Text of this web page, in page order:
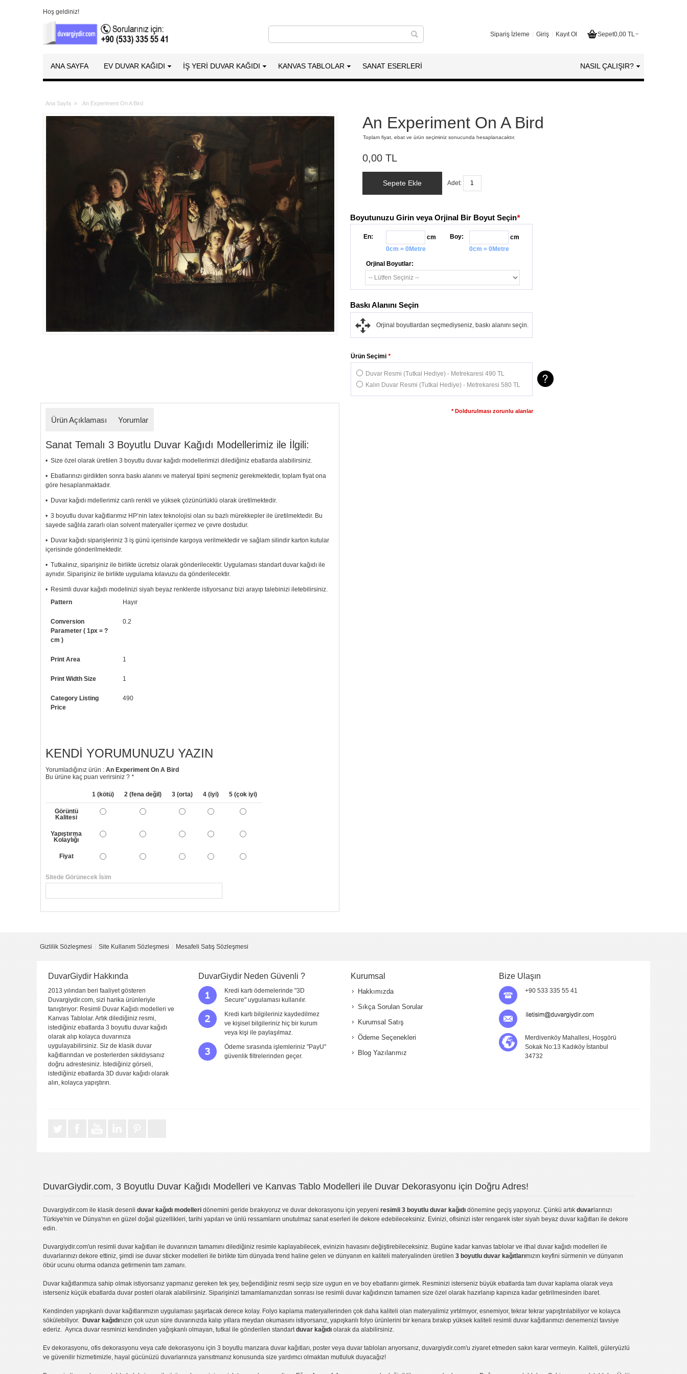
Hoş geldiniz!
Sepet0,00 TL
Sipariş İzleme Giriş Kayıt Ol
ANA SAYFA EV DUVAR KAĞIDI İŞ YERİ DUVAR KAĞIDI KANVAS TABLOLAR SANAT ESERLERI NASIL ÇALIŞIR?
Ana Sayfa » An Experiment On A Bird
An Experiment On A Bird
Toplam fiyat, ebat ve ürün seçiminiz sonucunda hesaplanacaktır.
0,00 TL
Sepete Ekle Adet:
Boyutunuzu Girin veya Orjinal Bir Boyut Seçin*
En:
cm
0cm = 0Metre
Boy:
cm
0cm = 0Metre
Orjinal Boyutlar:
*
Ürün Seçimi
Duvar Resmi (Tutkal Hediye) - Metrekaresi 490 TL
Kalın Duvar Resmi (Tutkal Hediye) - Metrekaresi 580 TL
* Doldurulması zorunlu alanlar
Baskı Alanını Seçin
Orjinal boyutlardan seçmediyseniz, baskı alanını seçin.
Ürün Açıklaması Yorumlar
Sanat Temalı 3 Boyutlu Duvar Kağıdı Modellerimiz ile İlgili:
• Size özel olarak üretilen 3 boyutlu duvar kağıdı modellerimizi dilediğiniz ebatlarda alabilirsiniz.
• Ebatlarınızı girdikten sonra baskı alanını ve materyal tipini seçmeniz gerekmektedir, toplam fiyat ona
göre hesaplanmaktadır.
• Duvar kağıdı mdellerimiz canlı renkli ve yüksek çözünürlüklü olarak üretilmektedir.
• 3 boyutlu duvar kağıtlarımız HP’nin latex teknolojisi olan su bazlı mürekkepler ile üretilmektedir. Bu
sayede sağlıla zararlı olan solvent materyaller içermez ve çevre dostudur.
• Duvar kağıdı siparişleriniz 3 iş günü içerisinde kargoya verilmektedir ve sağlam silindir karton kutular
içerisinde gönderilmektedir.
• Tutkalınız, siparişiniz ile birlikte ücretsiz olarak gönderilecektir. Uygulaması standart duvar kağıdı ile
aynıdır. Siparişiniz ile birlikte uygulama kılavuzu da gönderilecektir.
• Resimli duvar kağıdı modelinizi siyah beyaz renklerde istiyorsanız bizi arayıp talebinizi iletebilirsiniz.
• Görselde düzenleme yaptırmak istiyorsanız yine bize telefon numaramızdan ulaşabilirsiniz.
Pattern Hayır
Conversion
Parameter ( 1px = ?
cm )
0.2
Print Area 1
Print Width Size 1
Category Listing
Price
490
KENDI YORUMUNUZU YAZIN
Yorumladığınız ürün :An Experiment On A Bird
Bu ürüne kaç puan verirsiniz ?*
1 (kötü) 2 (fena değil) 3 (orta) 4 (iyi) 5 (çok iyi)
Görüntü
Kalitesi
Yapıştırma
Kolaylığı
Fiyat
Sitede Görünecek İsim
Yorumu Gönder
Gizlilik Sözleşmesi Site Kullanım Sözleşmesi Mesafeli Satış Sözleşmesi
DuvarGiydir Hakkında
2013 yılından beri faaliyet gösteren
Duvargiydir.com, sizi harika ürünleriyle
tanıştırıyor: Resimli Duvar Kağıdı modelleri ve
Kanvas Tablolar. Artık dilediğiniz resmi,
istediğiniz ebatlarda 3 boyutlu duvar kağıdı
olarak alıp kolayca duvarınıza
uygulayabilirsiniz. Siz de klasik duvar
kağıtlarından ve posterlerden sıkıldıysanız
doğru adrestesiniz. İstediğiniz görseli,
istediğiniz ebatlarda 3D duvar kağıdı olarak
alın, kolayca yapıştırın.
DuvarGiydir Neden Güvenli ?
Kredi kartı ödemelerinde "3D
Secure" uygulaması kullanılır.
Kredi kartı bilgileriniz kaydedilmez
ve kişisel bilgileriniz hiç bir kurum
veya kişi ile paylaşılmaz.
Ödeme sırasında işlemleriniz "PayU"
güvenlik filtrelerinden geçer.
Kurumsal
Hakkımızda
Sıkça Sorulan Sorular
Kurumsal Satış
Ödeme Seçenekleri
Blog Yazılarımız
Bize Ulaşın
+90 533 335 55 41
Merdivenköy Mahallesi, Hoşgörü
Sokak No:13 Kadıköy İstanbul
34732
DuvarGiydir.com, 3 Boyutlu Duvar Kağıdı Modelleri ve Kanvas Tablo Modelleri ile Duvar Dekorasyonu için Doğru Adres!
Duvargiydir.com ile klasik desenli duvar kağıdı modelleri dönemini geride bırakıyoruz ve duvar dekorasyonu için yepyeni resimli 3 boyutlu duvar kağıdı dönemine geçiş yapıyoruz. Çünkü artık duvar larınızı
Türkiye'nin ve Dünya'nın en güzel doğal güzellikleri, tarihi yapıları ve ünlü ressamların unutulmaz sanat eserleri ile dekore edebileceksiniz. Evinizi, ofisinizi ister rengarek ister siyah beyaz duvar kağıtları ile dekore
edin.
Duvargiydir.com'un resimli duvar kağıtları ile duvarınızın tamamını dilediğiniz resimle kaplayabilecek, evinizin havasını değiştirebileceksiniz. Bugüne kadar kanvas tablo lar ve ithal duvar kağıdı modelleri ile
duvarlarınızı dekore ettiniz, şimdi ise duvar sticker modelleri ile birlikte tüm dünyada trend haline gelen ve dünyanın en kaliteli materyalinden üretilen 3 boyutlu duvar kağıtlarımızın keyfini sürmenin ve dünyanın
öbür ucunu oturma odanıza getirmenin tam zamanı.
Duvar kağıtlarımıza sahip olmak istiyorsanız yapmanız gereken tek şey, beğendiğiniz resmi seçip size uygun en ve boy ebatlarını girmek. Resminizi isterseniz büyük ebatlarda tam duvar kaplama olarak veya
isterseniz küçük ebatlarda duvar posteri olarak alabilirsiniz. Siparişinizi tamamlamanızdan sonrası ise resimli duvar kağıdınızın tamamen size özel olarak hazırlanıp kapınıza kadar getirilmesinden ibaret.
Kendinden yapışkanlı duvar kağıtlarımızın uygulaması şaşırtacak derece kolay. Folyo kaplama materyallerinden çok daha kaliteli olan materyalimiz yırtılmıyor, esnemiyor, tekrar tekrar yapıştırılabiliyor ve kolayca
sökülebiliyor. Duvar kağıdınızın çok uzun süre duvarınızda kalıp yıllara meydan okumasını istiyorsanız, yapışkanlı folyo ürünlerini bir kenara bırakıp yüksek kaliteli resimli duvar kağıtlarımızı denemenizi tavsiye
ederiz. Ayrıca duvar resminizi kendinden yağışkanlı olmayan, tutkal ile gönderilen standartduvar kağıdı olarak da alabilirsiniz.
Ev dekorasyonu, ofis dekorasyonu veya cafe dekorasyonu için 3 boyutlu manzara duvar kağıtları, poster veya duvar tabloları arıyorsanız, duvargiydir.com'u ziyaret etmeden sakın karar vermeyin. Kaliteli, güleryüzlü
ve güvenilir hizmetimizle, hayal gücünüzü duvarlarınıza yansıtmanız konusunda size yardımcı olmaktan mutluluk duyacağız!